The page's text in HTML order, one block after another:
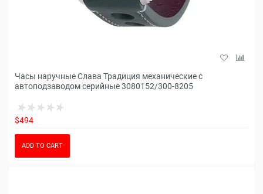
Часы наручные Слава Традиция механические с
автоподзаводом серийные 3080152/300-8205
$494
ADD TO CART